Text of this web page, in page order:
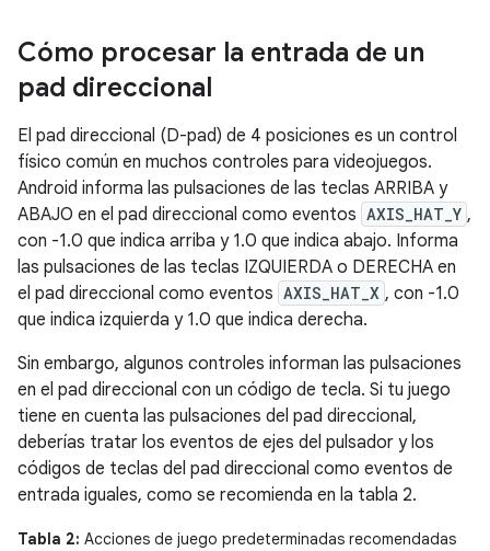
Cómo procesar la entrada de un
pad direccional
El pad direccional (D-pad) de 4 posiciones es un control
físico común en muchos controles para videojuegos.
Android informa las pulsaciones de las teclas ARRIBA y
ABAJO en el pad direccional como eventos AXIS_HAT_Y ,
con -1.0 que indica arriba y 1.0 que indica abajo. Informa
las pulsaciones de las teclas IZQUIERDA o DERECHA en
el pad direccional como eventos AXIS_HAT_X , con -1.0
que indica izquierda y 1.0 que indica derecha.
Sin embargo, algunos controles informan las pulsaciones
en el pad direccional con un código de tecla. Si tu juego
tiene en cuenta las pulsaciones del pad direccional,
deberías tratar los eventos de ejes del pulsador y los
códigos de teclas del pad direccional como eventos de
entrada iguales, como se recomienda en la tabla 2.
Tabla 2: Acciones de juego predeterminadas recomendadas